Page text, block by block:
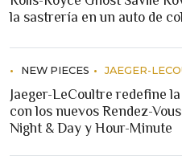
la sastrería en un auto de
NEW PIECES JAEGER-
Jaeger-LeCoultre redefine
con los nuevos Rendez-
Night & Day y Hour-Minute